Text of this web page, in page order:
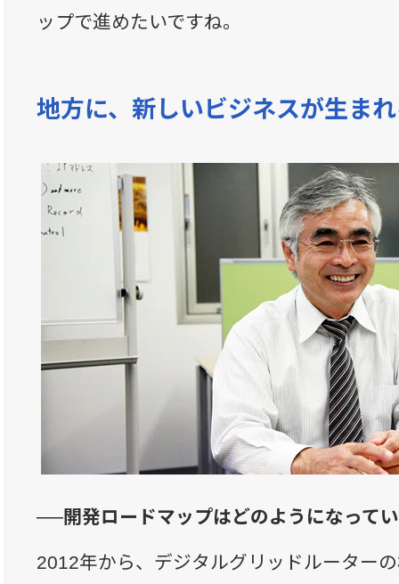
ップで進めたいですね。
地方に、新しいビジネスが生ま
──開発ロードマップはどのようになって
2012年から、デジタルグリッドルーター